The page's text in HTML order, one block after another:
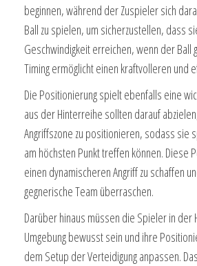
beginnen, während der Zuspieler sich
Ball zu spielen, um sicherzustellen, dass
Geschwindigkeit erreichen, wenn der Ball
Timing ermöglicht einen kraftvolleren und
Die Positionierung spielt ebenfalls eine
aus der Hinterreihe sollten darauf
Angriffszone zu positionieren, sodass sie
am höchsten Punkt treffen können. Diese
einen dynamischeren Angriff zu schaffen
gegnerische Team überraschen.
Darüber hinaus müssen die Spieler in
Umgebung bewusst sein und ihre
dem Setup der Verteidigung anpassen.